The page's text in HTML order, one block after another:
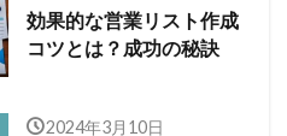
効果的な営業リスト作成
コツとは？成功の秘訣
2024年3月10日